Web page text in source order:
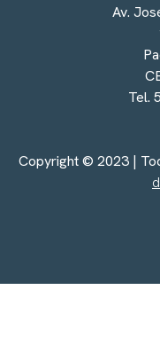
Av.
Tel.
Copyright © 2023 |